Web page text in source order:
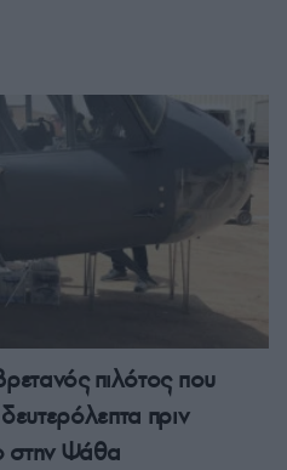
πιλότος που
πριν
στην Ψάθα